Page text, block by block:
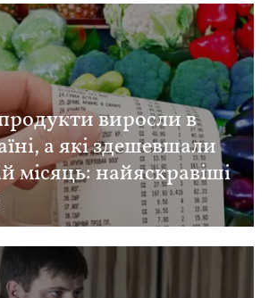
виросли в
а які здешевшали
місяць: найяскравіші